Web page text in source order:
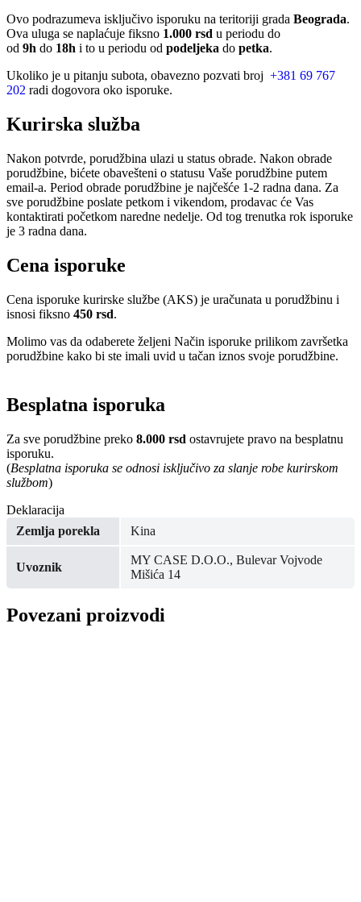
Ovo podrazumeva isključivo isporuku na teritoriji grada Beograda.
Ova uluga se naplaćuje fiksno 1.000 rsd u periodu do
od 9h do 18h i to u periodu od podeljeka do petka.
Ukoliko je u pitanju subota, obavezno pozvati broj +381 69 767
202 radi dogovora oko isporuke.
Kurirska služba
Nakon potvrde, porudžbina ulazi u status obrade. Nakon obrade
porudžbine, bićete obavešteni o statusu Vaše porudžbine putem
email-a. Period obrade porudžbine je najčešće 1-2 radna dana. Za
sve porudžbine poslate petkom i vikendom, prodavac će Vas
kontaktirati početkom naredne nedelje. Od tog trenutka rok isporuke
je 3 radna dana.
Cena isporuke
Cena isporuke kurirske službe (AKS) je uračunata u porudžbinu i
isnosi fiksno 450 rsd.
Molimo vas da odaberete željeni Način isporuke prilikom završetka
porudžbine kako bi ste imali uvid u tačan iznos svoje porudžbine.
Besplatna isporuka
Za sve porudžbine preko 8.000 rsd ostavrujete pravo na besplatnu
isporuku.
(Besplatna isporuka se odnosi isključivo za slanje robe kurirskom
službom)
Deklaracija
Zemlja porekla
Kina
Uvoznik
MY CASE D.O.O., Bulevar Vojvode
Mišića 14
Povezani proizvodi